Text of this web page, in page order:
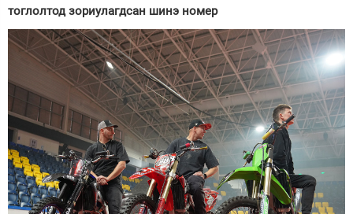
тоглолтод зориулагдсан шинэ номер